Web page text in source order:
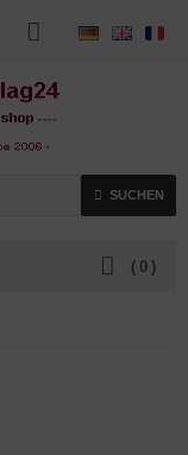
SUCHEN
( 0 )